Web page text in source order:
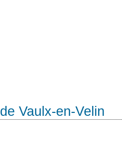
Vaulx-en-Velin